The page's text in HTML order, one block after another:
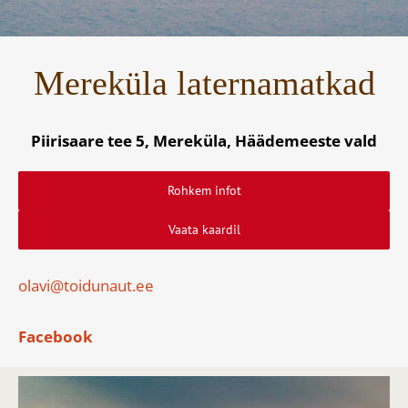
Mereküla laternamatkad
Piirisaare tee 5, Mereküla, Häädemeeste vald
Rohkem infot
Vaata kaardil
olavi@toidunaut.ee
Facebook